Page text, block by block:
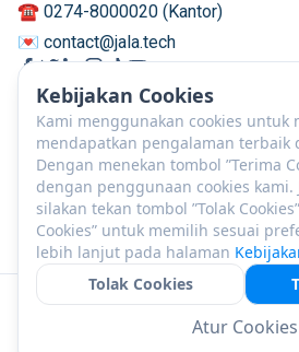
Kebijakan Cookies
Kami menggunakan cookies untuk
mendapatkan pengalaman terbaik
Dengan menekan tombol ”Terima
dengan penggunaan cookies kami.
silakan tekan tombol ”Tolak
Cookies” untuk memilih sesuai
lebih lanjut pada halaman
Tolak Cookies
Atur Cookies
☎️ 0274-8000020 (Kantor)
💌 contact@jala.tech
ID © 2026PT